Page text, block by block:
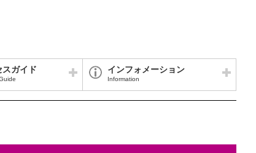
スガイド インフォメーション
Information